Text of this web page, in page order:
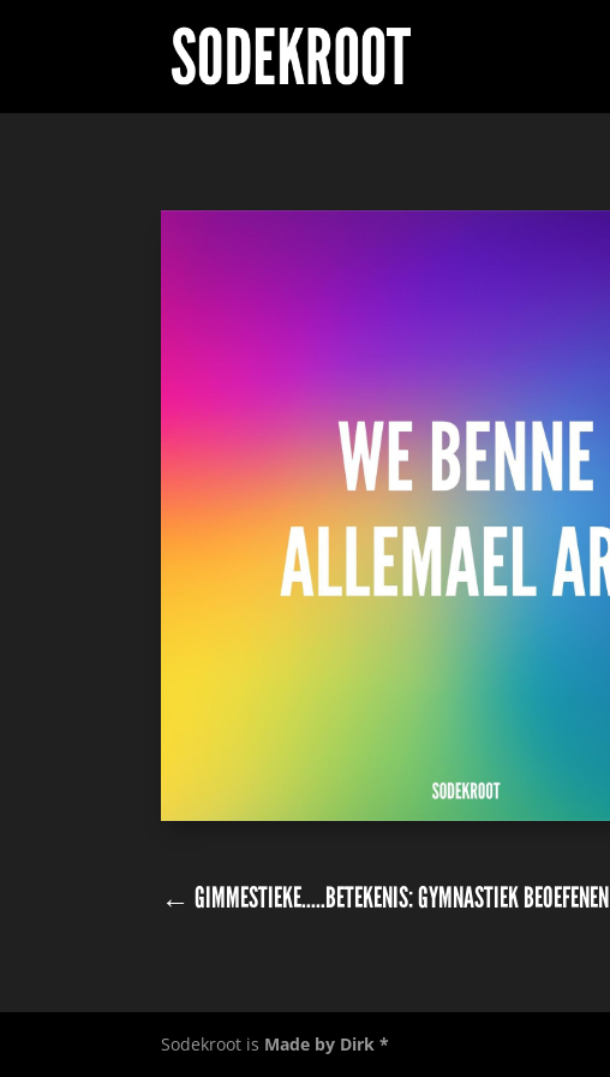
←GIMMESTIEKE.....BETEKENIS: GYMNASTIEK BEOEFENEN
Sodekroot is Made by Dirk *